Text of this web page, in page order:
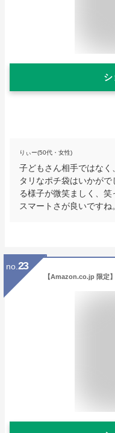
シ
りぃー(50代・女性)
子どもさん相手ではな
タリなポチ袋はいかが
る様子が微笑ましく、
スマートさが良いですね。
no. 23